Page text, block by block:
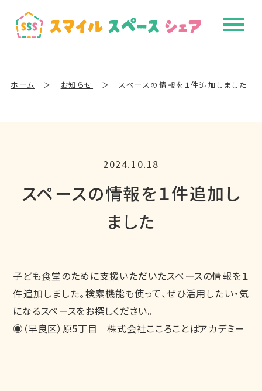
ホーム ＞ お知らせ ＞ スペースの情報を１件追加しました
2024.10.18
スペースの情報を１件追加し
ました
子ども食堂のために支援いただいたスペースの情報を１
件追加しました。検索機能も使って、ぜひ活用したい・気
になるスペースをお探しください。
◉（早良区）原5丁目 株式会社こころことばアカデミー